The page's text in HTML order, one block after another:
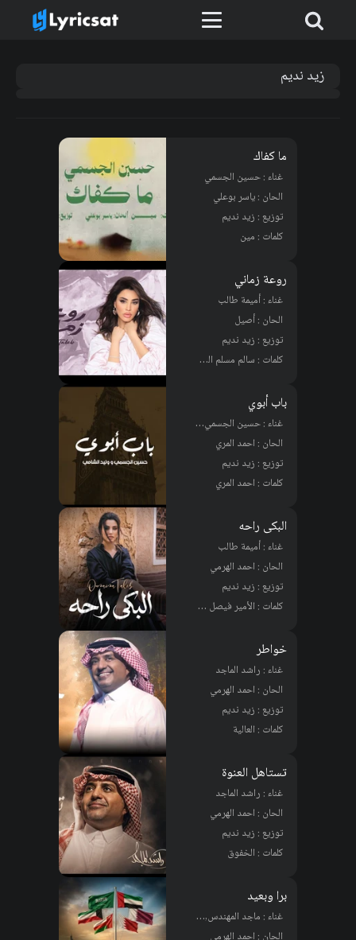
زيد نديم
ما كفاك
غناء : حسين الجسمي
الحان : ياسر بوعلي
توزيع : زيد نديم
كلمات : مين
روعة زماني
غناء : أميمة طالب
الحان : أصيل
توزيع : زيد نديم
كلمات : سالم مسلم الكثيري
باب أبوي
غناء : حسين الجسمي, وليد الشامي
الحان : احمد المري
توزيع : زيد نديم
كلمات : احمد المري
البكى راحه
غناء : أميمة طالب
الحان : احمد الهرمي
توزيع : زيد نديم
كلمات : الأمير فيصل بن تركي بن ناصر
خواطر
غناء : راشد الماجد
الحان : احمد الهرمي
توزيع : زيد نديم
كلمات : العالية
تستاهل العنوة
غناء : راشد الماجد
الحان : احمد الهرمي
توزيع : زيد نديم
كلمات : الخفوق
برا وبعيد
غناء : ماجد المهندس, نوال